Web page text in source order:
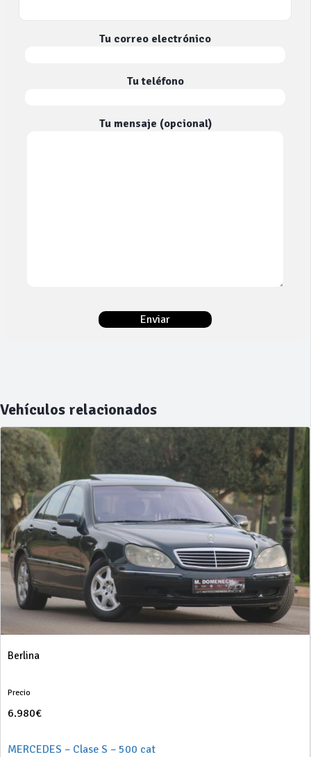
Tu correo electrónico
Tu teléfono
Tu mensaje (opcional)
Vehículos relacionados
Berlina
Precio
6.980€
MERCEDES – Clase S – 500 cat